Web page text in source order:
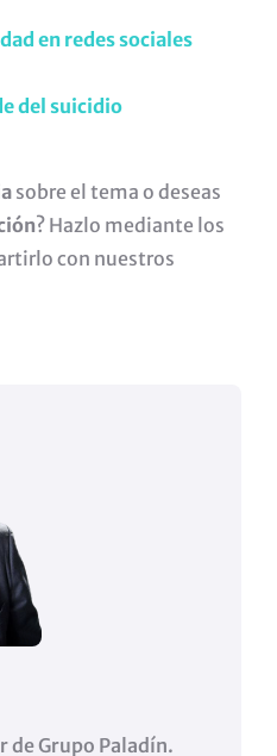
en redes sociales
del suicidio
sobre el tema o deseas
? Hazlo mediante los
con nuestros
de Grupo Paladín.